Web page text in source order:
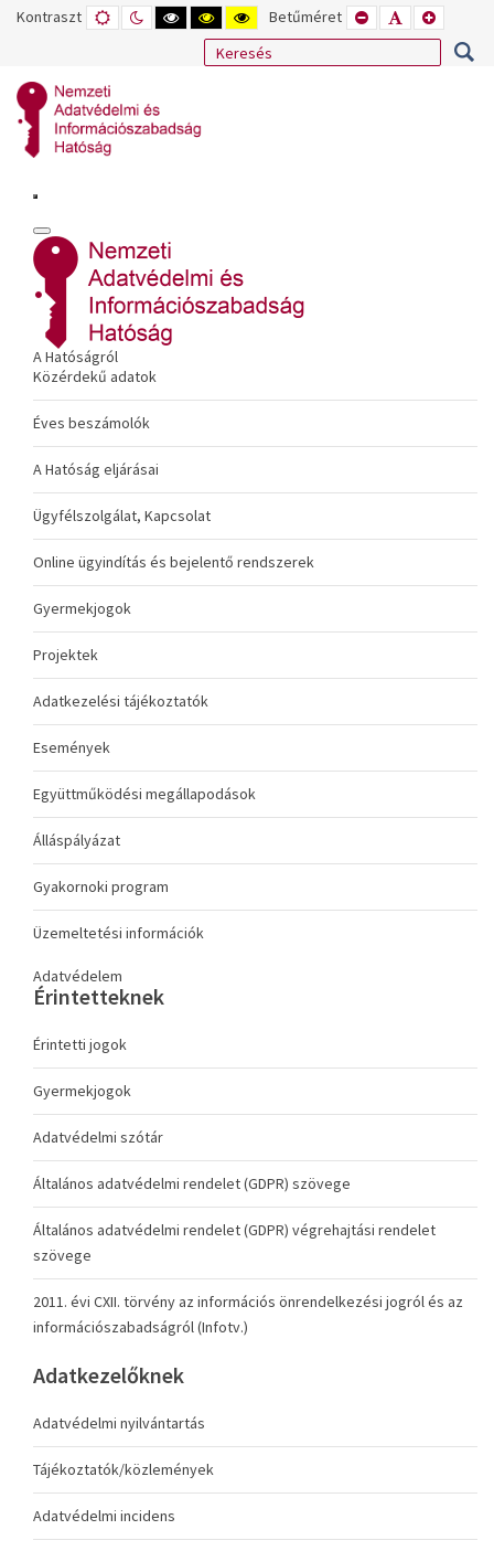
Kontraszt ALAPÉRTELMEZETT
MÓD
ÉJSZAKAI
MÓD
NAGY
KONTRASZTÚ
FEKETE-
FEHÉR
NAGY
KONTRASZTÚ
FEKETE
SÁRGA
NAGY
KONTRASZTÚ
SÁRGA
FEKETE
Betűméret KISEBB
BETŰTÍPUS
BEÁLLÍTÁSA
BETŰMÉRET
BEÁLLÍTÁSA
A Hatóságról
Közérdekű adatok
Éves beszámolók
A Hatóság eljárásai
Ügyfélszolgálat, Kapcsolat
Online ügyindítás és bejelentő rendszerek
Gyermekjogok
Projektek
Adatkezelési tájékoztatók
Események
Együttműködési megállapodások
Álláspályázat
Gyakornoki program
Üzemeltetési információk
Adatvédelem
Érintetteknek
Érintetti jogok
Gyermekjogok
Adatvédelmi szótár
Általános adatvédelmi rendelet (GDPR) szövege
Általános adatvédelmi rendelet (GDPR) végrehajtási rendelet
szövege
2011. évi CXII. törvény az információs önrendelkezési jogról és az
információszabadságról (Infotv.)
Adatkezelőknek
Adatvédelmi nyilvántartás
Tájékoztatók/közlemények
Adatvédelmi incidens